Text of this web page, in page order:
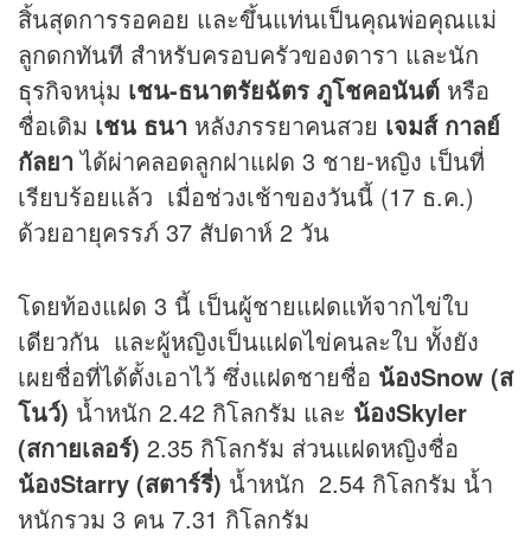
สิ้นสุดการรอคอย และขึ้นแท่นเป็นคุณพ่อคุณแม่
ลูกดกทันที สำหรับครอบครัวของดารา และนัก
ธุรกิจหนุ่ม เชน-ธนาตรัยฉัตร ภูโชคอนันต์ หรือ
ชื่อเดิม เชน ธนา หลังภรรยาคนสวย เจมส์ กาลย์
กัลยาได้ผ่าคลอดลูกฝาแฝด 3 ชาย-หญิง เป็นที่
เรียบร้อยแล้ว เมื่อช่วงเช้าของวันนี้ (17 ธ.ค.)
ด้วยอายุครรภ์ 37 สัปดาห์ 2 วัน
โดยท้องแฝด 3 นี้ เป็นผู้ชายแฝดแท้จากไข่ใบ
เดียวกัน และผู้หญิงเป็นแฝดไข่คนละใบ ทั้งยัง
เผยชื่อที่ได้ตั้งเอาไว้ ซึ่งแฝดชายชื่อ น้องSnow (ส
โนว์) น้ำหนัก 2.42 กิโลกรัม และ น้องSkyler
(สกายเลอร์) 2.35 กิโลกรัม ส่วนแฝดหญิงชื่อ
น้องStarry (สตาร์รี่) น้ำหนัก 2.54 กิโลกรัม น้ำ
หนักรวม 3 คน 7.31 กิโลกรัม